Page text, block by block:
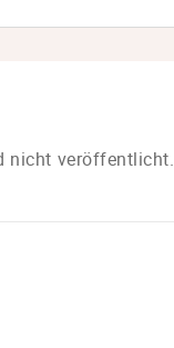
nicht veröffentlicht.